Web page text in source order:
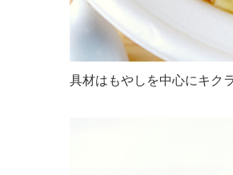
具材はもやしを中心にキク